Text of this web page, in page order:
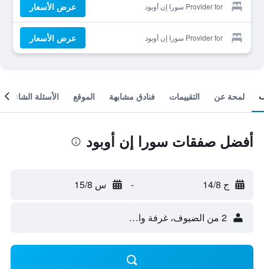
Provider for سورا إن أوبود عرض الأسعار
Provider for سورا إن أوبود عرض الأسعار
لمحة عن التقييمات فنادق مشابهة الموقع الأسئلة الشائعة
أفضل صفقات سورا إن أوبود
ج 14/8 - س 15/8
2 من الضيوف، غرفة واحدة